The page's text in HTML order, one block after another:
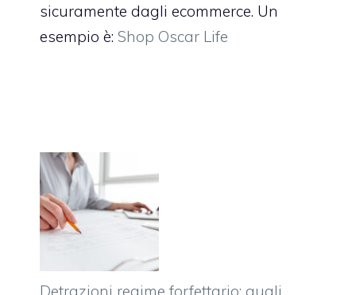
sicuramente dagli ecommerce. Un
esempio è: Shop Oscar Life
Detrazioni regime forfettario: quali